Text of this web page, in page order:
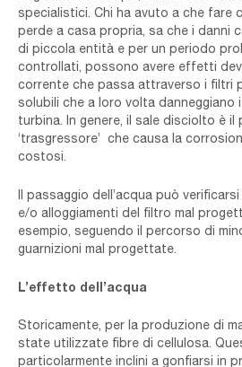
specialistici. Chi ha avuto a che fare
perde a casa propria, sa che i danni
di piccola entità e per un periodo
controllati, possono avere effetti
corrente che passa attraverso i filtri
solubili che a loro volta danneggiano
turbina. In genere, il sale disciolto è il
‘trasgressore’ che causa la
costosi.
Il passaggio dell’acqua può
e/o alloggiamenti del filtro mal
esempio, seguendo il percorso di
guarnizioni mal progettate.
L’effetto dell’acqua
Storicamente, per la produzione di
state utilizzate fibre di cellulosa.
particolarmente inclini a gonfiarsi in